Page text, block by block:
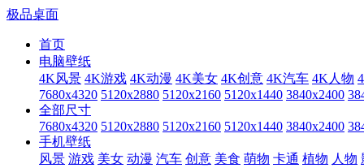
极品桌面
首页
电脑壁纸
4K风景 4K游戏 4K动漫 4K美女 4K创意 4K汽车 4K人物
7680x4320 5120x2880 5120x2160 5120x1440 3840x2400
全部尺寸
7680x4320 5120x2880 5120x2160 5120x1440 3840x2400
手机壁纸
风景 游戏 美女 动漫 汽车 创意 美食 萌物 卡通 植物 人物